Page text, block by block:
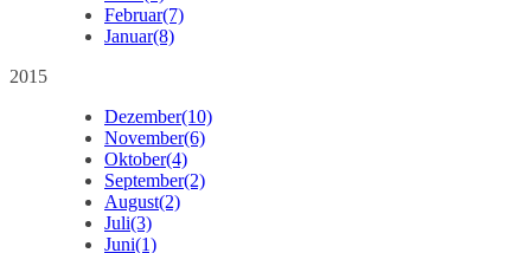
Februar(7)
Januar(8)
2015
Dezember(10)
November(6)
Oktober(4)
September(2)
August(2)
Juli(3)
Juni(1)